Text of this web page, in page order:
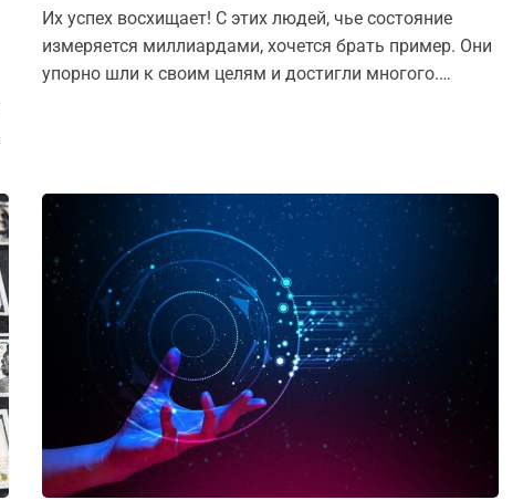
Их успех восхищает! С этих людей, чье состояние
измеряется миллиардами, хочется брать пример. Они
упорно шли к своим целям и достигли многого.